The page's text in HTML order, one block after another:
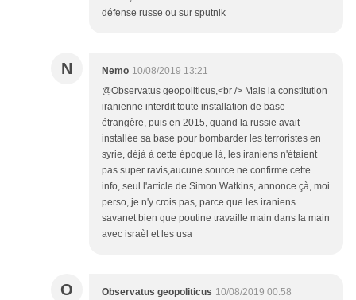
défense russe ou sur sputnik
N Nemo 10/08/2019 13:21
@Observatus geopoliticus,<br /> Mais la constitution
iranienne interdit toute installation de base
étrangère, puis en 2015, quand la russie avait
installée sa base pour bombarder les terroristes en
syrie, déjà à cette époque là, les iraniens n'étaient
pas super ravis,aucune source ne confirme cette
info, seul l'article de Simon Watkins, annonce çà, moi
perso, je n'y crois pas, parce que les iraniens
savanet bien que poutine travaille main dans la main
avec israèl et les usa
O Observatus geopoliticus 10/08/2019 00:58